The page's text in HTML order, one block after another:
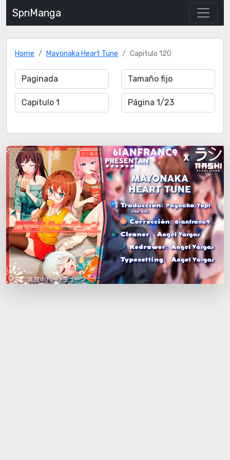
SpnManga
Home Mayonaka Heart Tune Capitulo 120